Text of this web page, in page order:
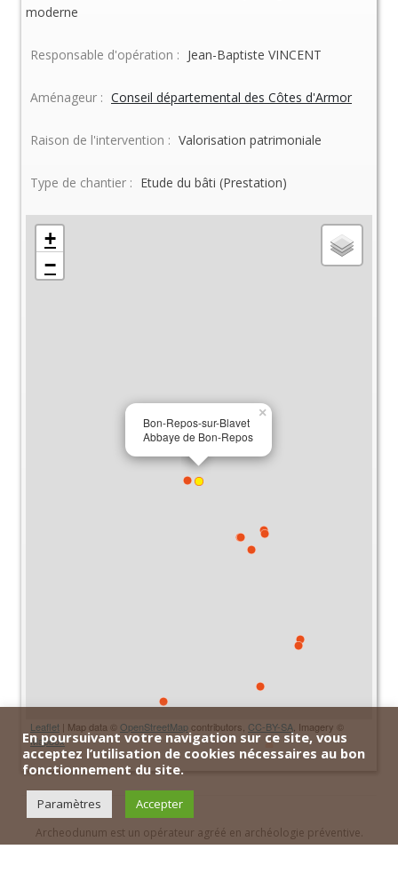
moderne
Responsable d'opération : Jean-Baptiste VINCENT
Aménageur : Conseil départemental des Côtes d'Armor
Raison de l'intervention : Valorisation patrimoniale
Type de chantier : Etude du bâti (Prestation)
Bon-Repos-sur-Blavet
Abbaye de Bon-Repos
×
+
−
Leaflet | Map data © OpenStreetMapcontributors, CC-BY-SA , Imagery ©
Mapbox
Archeodunum est un opérateur agréé en archéologie préventive.
En poursuivant votre navigation sur ce site, vous
acceptez l’utilisation de cookies nécessaires au bon
fonctionnement du site.
Paramètres Accepter